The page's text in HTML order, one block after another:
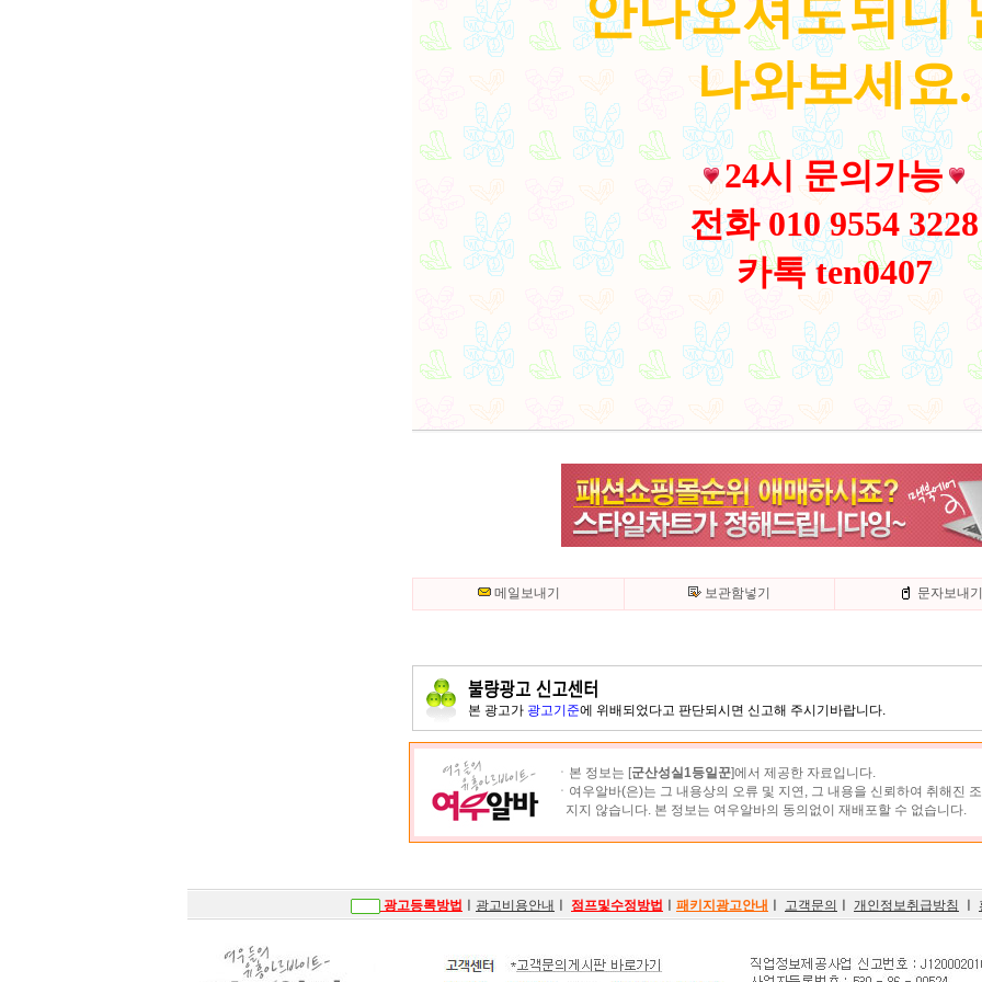
안나오셔도되니
나와보세요.
24시 문의가능
전화 010 9554 3228
카톡 ten0407
메일보내기 보관함넣기 문자보내기
본 광고가 광고기준에 위배되었다고 판단되시면 신고해 주시기바랍니다.
ㆍ본 정보는 [군산성실1등일꾼]에서 제공한 자료입니다.
ㆍ여우알바(은)는 그 내용상의 오류 및 지연, 그 내용을 신뢰하여 취해진
지지 않습니다. 본 정보는 여우알바의 동의없이 재배포할 수 없습니다.
광고등록방법 광고비용안내 점프및수정방법 패키지광고안내 고객문의 개인정보취급방침